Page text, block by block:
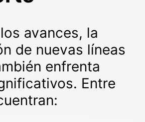
avances, la
de nuevas líneas
enfrenta
Entre